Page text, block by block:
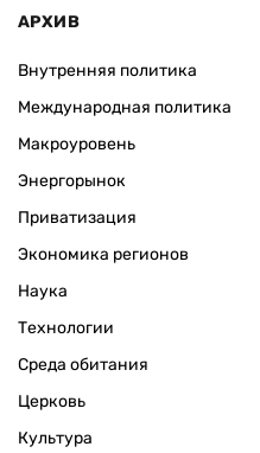
АРХИВ
Внутренняя политика
Международная политика
Макроуровень
Энергорынок
Приватизация
Экономика регионов
Наука
Технологии
Среда обитания
Церковь
Культура